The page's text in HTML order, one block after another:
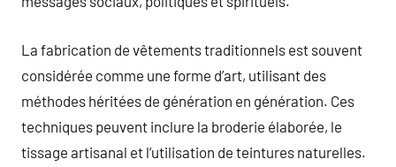
La fabrication de vêtements traditionnels est souvent
considérée comme une forme d’art, utilisant des
méthodes héritées de génération en génération. Ces
techniques peuvent inclure la broderie élaborée, le
tissage artisanal et l’utilisation de teintures naturelles.